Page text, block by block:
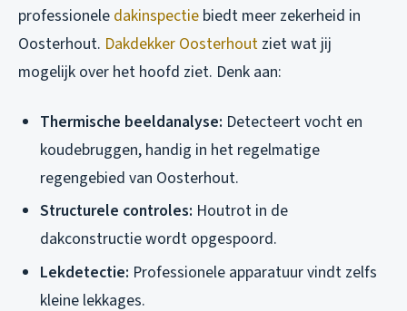
professionele dakinspectie biedt meer zekerheid in
Oosterhout. Dakdekker Oosterhout ziet wat jij
mogelijk over het hoofd ziet. Denk aan:
Thermische beeldanalyse: Detecteert vocht en
koudebruggen, handig in het regelmatige
regengebied van Oosterhout.
Structurele controles: Houtrot in de
dakconstructie wordt opgespoord.
Lekdetectie: Professionele apparatuur vindt zelfs
kleine lekkages.